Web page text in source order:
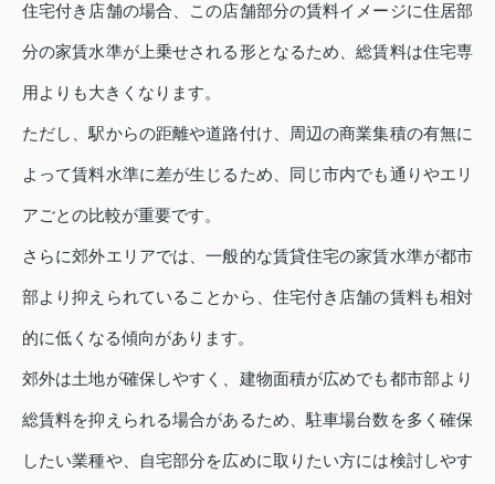
住宅付き店舗の場合、この店舗部分の賃料イメージに住居部
分の家賃水準が上乗せされる形となるため、総賃料は住宅専
用よりも大きくなります。
ただし、駅からの距離や道路付け、周辺の商業集積の有無に
よって賃料水準に差が生じるため、同じ市内でも通りやエリ
アごとの比較が重要です。
さらに郊外エリアでは、一般的な賃貸住宅の家賃水準が都市
部より抑えられていることから、住宅付き店舗の賃料も相対
的に低くなる傾向があります。
郊外は土地が確保しやすく、建物面積が広めでも都市部より
総賃料を抑えられる場合があるため、駐車場台数を多く確保
したい業種や、自宅部分を広めに取りたい方には検討しやす